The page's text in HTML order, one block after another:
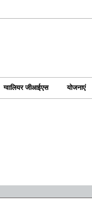
ग्वालियर जीआईएस योजनाएं